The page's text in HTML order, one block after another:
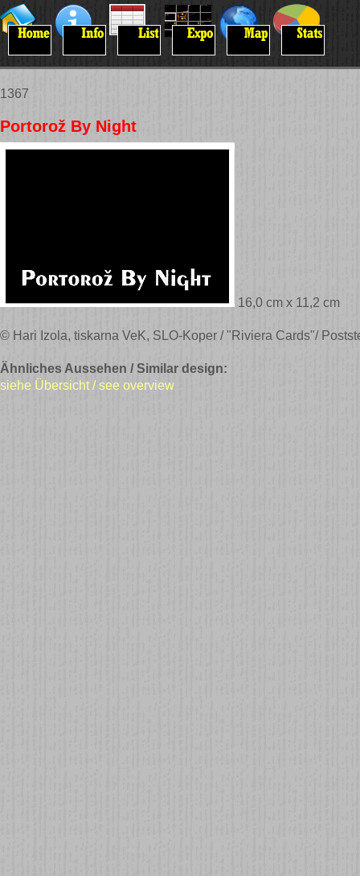
1367
Portorož By Night
16,0 cm x 11,2 cm
© Hari Izola, tiskarna VeK, SLO-Koper / "Riviera Cards"/
Ähnliches Aussehen / Similar design:
siehe Übersicht / see overview